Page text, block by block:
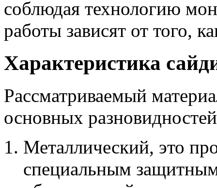
соблюдая технологию
работы зависят от того,
Характеристика
Рассматриваемый
основных
Металлический, это
специальным